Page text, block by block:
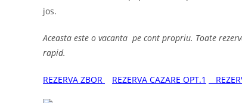
jos.
Aceasta este o vacanta pe cont propriu. Toate
rapid.
REZERVA ZBOR REZERVA CAZARE OPT.1